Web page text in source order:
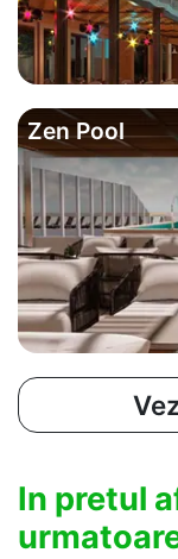
Zen Pool
In pretul